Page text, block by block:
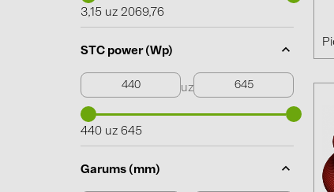
3,15 uz 2069,76
STC power (Wp)
uz
440 uz 645
Garums (mm)